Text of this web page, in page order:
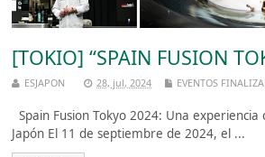
[TOKIO] “SPAIN FUSION
ESJAPON 28, jul, 2024 EVENTOS
Spain Fusion Tokyo 2024: Una experiencia
Japón El 11 de septiembre de 2024, el ...